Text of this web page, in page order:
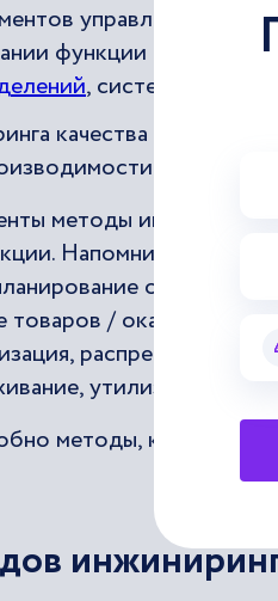
управления
функции качества,
, системы «ноль-
качества (методы
метод
методы инжиниринга
Напомним их:
основных,
/ оказание
распределение,
утилизация или
методы, которые